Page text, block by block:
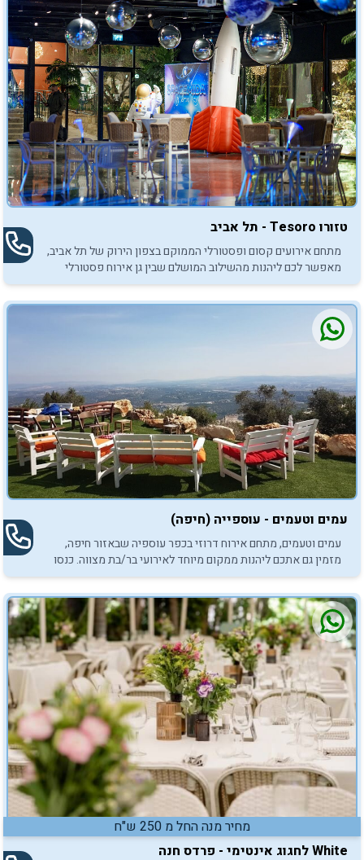
טזורו Tesoro - תל אביב
מתחם אירועים קסום ופסטורלי הממוקם בצפון הירוק של תל אביב,
מאפשר לכם ליהנות מהשילוב המושלם שבין גן אירוח פסטורלי
וירוק לבין אולם מקורה עם חלונות שקופים
עמים וטעמים - עוספייה (חיפה)
עמים וטעמים, מתחם אירוח דרוזי בכפר עוספיה שבאזור חיפה,
מזמין גם אתכם ליהנות ממקום מיוחד לאירועי בר/בת מצווה. כנסו
והתרשמו.
מחיר מנה החל מ 250 ש"ח
White לחגוג אינטימי - פרדס חנה